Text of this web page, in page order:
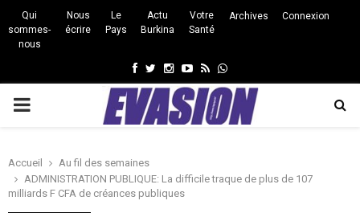
Qui
sommes-
nous
Nous
écrire
Le
Pays
Actu
Burkina
Votre
Santé
Archives Connexion
Facebook
Twitter
Instagram
Youtube
RssWhatsapp
PRIMARY
Accueil
Au fil des semaines
ADMINISTRATION PUBLIQUE: La difficile traque de plus de 107
milliards F CFA de créances publiques